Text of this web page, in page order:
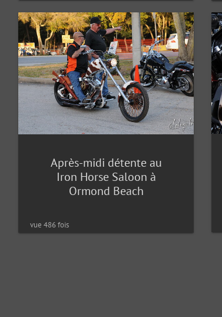
Après-midi détente au
Iron Horse Saloon à
Ormond Beach
vue 486 fois